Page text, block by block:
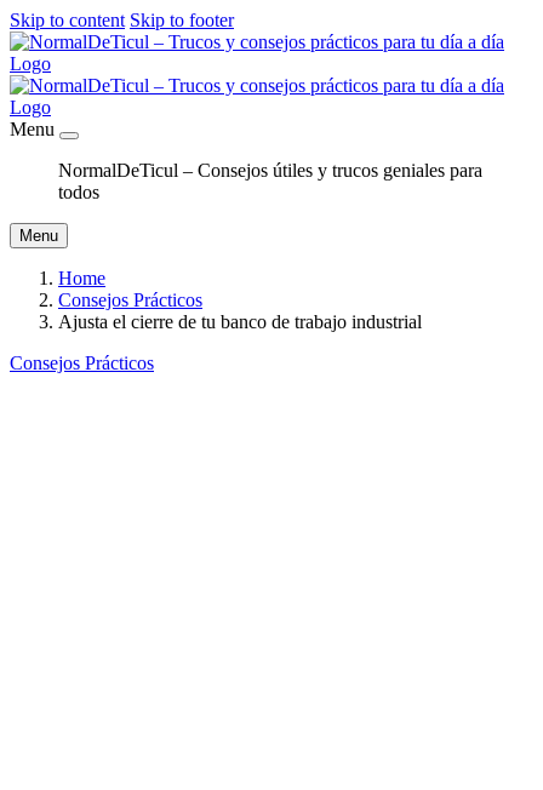
Skip to content Skip to footer
Menu
NormalDeTicul – Consejos útiles y trucos geniales para
todos
Menu
Home
Consejos Prácticos
Ajusta el cierre de tu banco de trabajo industrial
Consejos Prácticos